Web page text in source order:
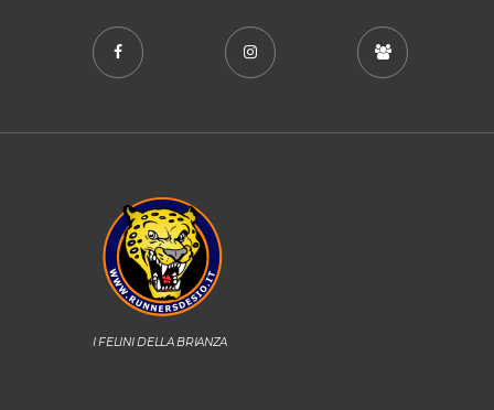
I FELINI DELLA BRIANZA